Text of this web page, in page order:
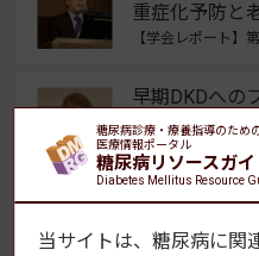
重症化予防と
【学会レポート】
早期DKDへの
寄与する可能
【学会レポート】
よく読まれている
糖尿病診療・療養指導のため
医療情報ポータル
糖尿病リソースガイ
Diabetes Mellitus Resource
当サイトは、糖尿病に関